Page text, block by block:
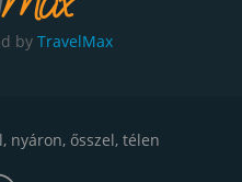
by TravelMax
nyáron, ősszel, télen